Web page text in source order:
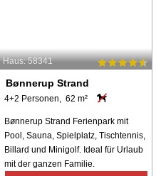
Haus: 58341
Bønnerup Strand
4+2 Personen, 62 m²
Bønnerup Strand Ferienpark mit
Pool, Sauna, Spielplatz, Tischtennis,
Billard und Minigolf. Ideal für Urlaub
mit der ganzen Familie.